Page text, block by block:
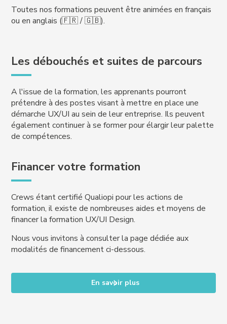
Toutes nos formations peuvent être animées en français
ou en anglais (🇫🇷 / 🇬🇧).
Les débouchés et suites de parcours
A l'issue de la formation, les apprenants pourront
prétendre à des postes visant à mettre en place une
démarche UX/UI au sein de leur entreprise. Ils peuvent
également continuer à se former pour élargir leur palette
de compétences.
Financer votre formation
Crews étant certifié Qualiopi pour les actions de
formation, il existe de nombreuses aides et moyens de
financer la formation UX/UI Design.
Nous vous invitons à consulter la page dédiée aux
modalités de financement ci-dessous.
En savoir plus